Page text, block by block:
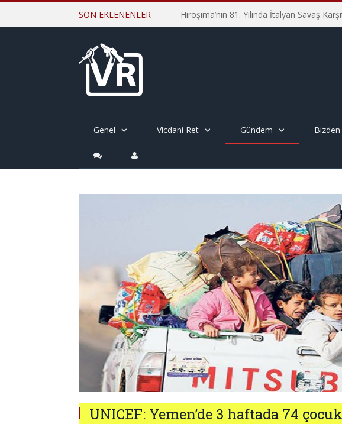
SON EKLENENLER
Genel Vicdani Ret Gündem Bizden
UNICEF: Yemen’de 3 haftada 74